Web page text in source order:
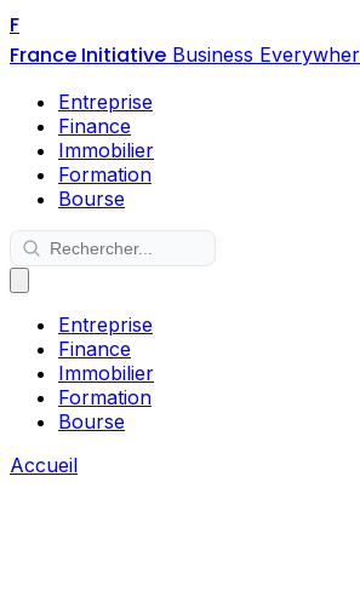
F
France Initiative Business
Entreprise
Finance
Immobilier
Formation
Bourse
Entreprise
Finance
Immobilier
Formation
Bourse
Accueil